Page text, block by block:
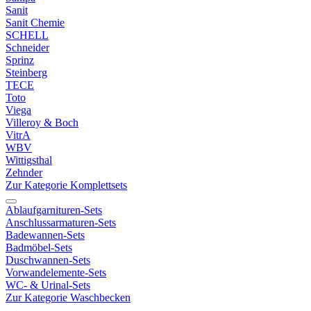
Sanit
Sanit Chemie
SCHELL
Schneider
Sprinz
Steinberg
TECE
Toto
Viega
Villeroy & Boch
VitrA
WBV
Wittigsthal
Zehnder
Zur Kategorie Komplettsets
Ablaufgarnituren-Sets
Anschlussarmaturen-Sets
Badewannen-Sets
Badmöbel-Sets
Duschwannen-Sets
Vorwandelemente-Sets
WC- & Urinal-Sets
Zur Kategorie Waschbecken